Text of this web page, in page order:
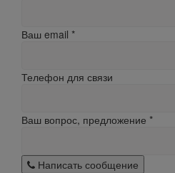
Ваш email *
Телефон для связи
Ваш вопрос, предложение *
Написать сообщение